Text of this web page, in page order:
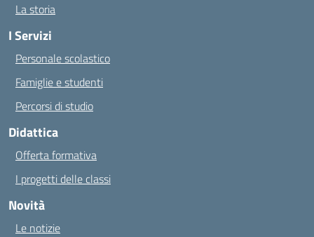
La storia
I Servizi
Personale scolastico
Famiglie e studenti
Percorsi di studio
Didattica
Offerta formativa
I progetti delle classi
Novità
Le notizie